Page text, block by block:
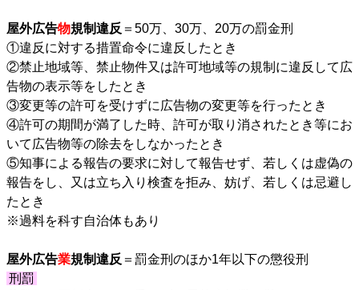
屋外広告物規制違反 ＝50万、30万、20万の罰金刑
①違反に対する措置命令に違反したとき
②禁止地域等、禁止物件又は許可地域等の規制に違反して広
告物の表示等をしたとき
③変更等の許可を受けずに広告物の変更等を行ったとき
④許可の期間が満了した時、許可が取り消されたとき等にお
いて広告物等の除去をしなかったとき
⑤知事による報告の要求に対して報告せず、若しくは虚偽の
報告をし、又は立ち入り検査を拒み、妨げ、若しくは忌避し
たとき
※過料を科す自治体もあり
屋外広告業規制違反 ＝罰金刑のほか1年以下の懲役刑
刑罰